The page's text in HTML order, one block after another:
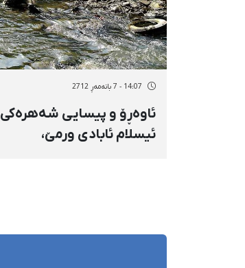
14:07 - 7 بانەمەڕ 2712
ئاوەڕۆ و پیسایی شەهرەکی
ئیسلام ئابادی ورمێ‌،